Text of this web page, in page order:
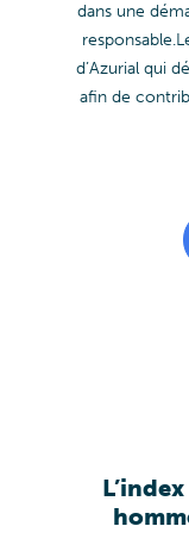
dans une
d’Azurial qui
afin de